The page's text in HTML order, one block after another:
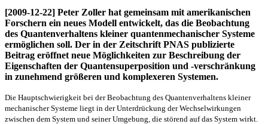
[2009-12-22] Peter Zoller hat gemeinsam mit amerikanischen
Forschern ein neues Modell entwickelt, das die Beobachtung
des Quantenverhaltens kleiner quantenmechanischer Systeme
ermöglichen soll. Der in der Zeitschrift PNAS publizierte
Beitrag eröffnet neue Möglichkeiten zur Beschreibung der
Eigenschaften der Quantensuperposition und -verschränkung
in zunehmend größeren und komplexeren Systemen.
Die Hauptschwierigkeit bei der Beobachtung des Quantenverhaltens kleiner
mechanischer Systeme liegt in der Unterdrückung der Wechselwirkungen
zwischen dem System und seiner Umgebung, die störend auf das System wirkt.